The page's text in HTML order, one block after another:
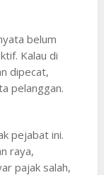
belum
Kalau di
dipecat,
pelanggan.
pejabat ini.
raya,
pajak salah,